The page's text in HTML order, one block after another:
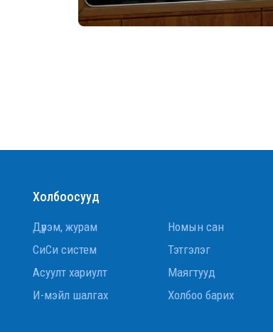
Холбоосууд
Дүрэм, журам
СиСи систем
Асуулт хариулт
И-мэйл шалгах
Номын сан
Тэтгэлэг
Маягтууд
Холбоо барих